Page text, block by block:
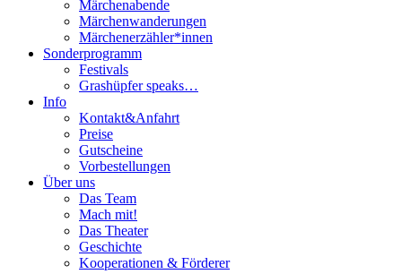
Märchenabende
Märchenwanderungen
Märchenerzähler*innen
Sonderprogramm
Festivals
Grashüpfer speaks…
Info
Kontakt&Anfahrt
Preise
Gutscheine
Vorbestellungen
Über uns
Das Team
Mach mit!
Das Theater
Geschichte
Kooperationen & Förderer